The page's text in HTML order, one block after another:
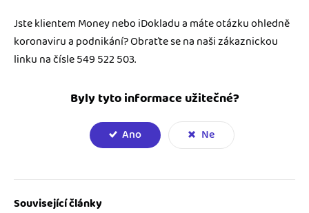
Jste klientem Money nebo iDokladu a máte otázku ohledně
koronaviru a podnikání? Obraťte se na naši zákaznickou
linku na čísle 549 522 503.
Byly tyto informace užitečné?
Ano Ne
Související články